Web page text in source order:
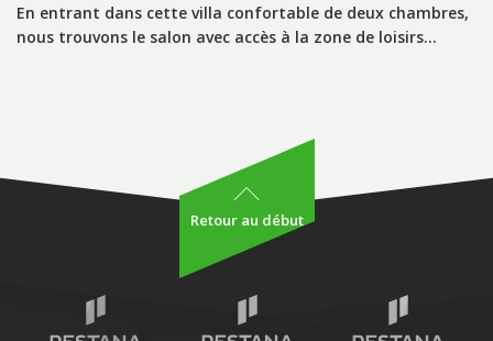
En entrant dans cette villa confortable de deux chambres,
nous trouvons le salon avec accès à la zone de loisirs…
Retour au début